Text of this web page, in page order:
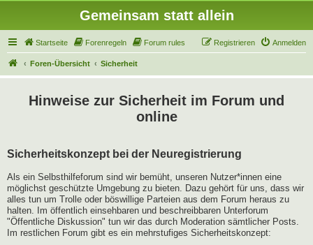
Gemeinsam statt allein
Startseite Forenregeln Forum rules Anmelden
Registrieren
Foren-Übersicht Sicherheit
Hinweise zur Sicherheit im Forum und
online
Sicherheitskonzept bei der Neuregistrierung
Als ein Selbsthilfeforum sind wir bemüht, unseren Nutzer*innen eine
möglichst geschützte Umgebung zu bieten. Dazu gehört für uns, dass wir
alles tun um Trolle oder böswillige Parteien aus dem Forum heraus zu
halten. Im öffentlich einsehbaren und beschreibbaren Unterforum
"Öffentliche Diskussion" tun wir das durch Moderation sämtlicher Posts.
Im restlichen Forum gibt es ein mehrstufiges Sicherheitskonzept: